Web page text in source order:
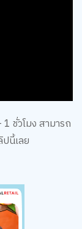
ชั่วโมง สามารถ
นี้เลย